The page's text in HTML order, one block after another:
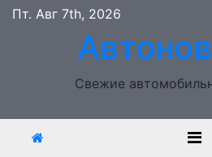
Перейти
содержимому
Пт. Авг 7th, 2026
Свежие